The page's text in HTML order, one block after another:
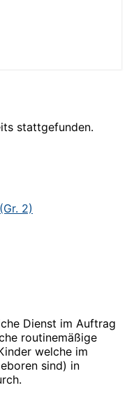
stattgefunden.
2)
Dienst im Auftrag
routinemäßige
welche im
sind) in